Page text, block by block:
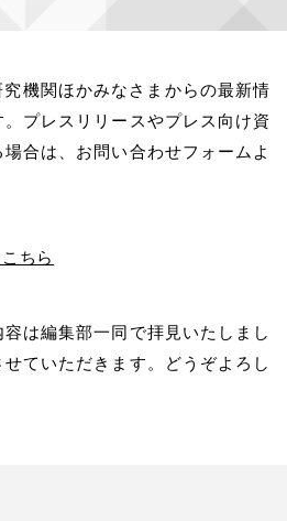
機関ほかみなさまからの最新情
プレスリリースやプレス向け資
合は、お問い合わせフォームよ
ちら
は編集部一同で拝見いたしまし
ていただきます。どうぞよろし